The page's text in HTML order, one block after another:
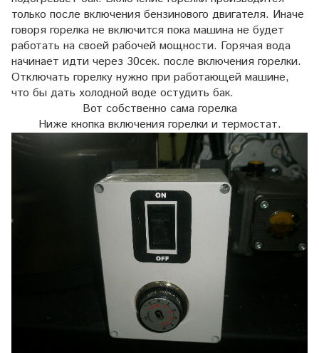
только после включения бензинового двигателя. Иначе
говоря горелка не включится пока машина не будет
работать на своей рабочей мощности. Горячая вода
начинает идти через 30сек. после включения горелки.
Отключать горелку нужно при работающей машине,
что бы дать холодной воде остудить бак.
Вот собственно сама горелка
Ниже кнопка включения горелки и термостат.